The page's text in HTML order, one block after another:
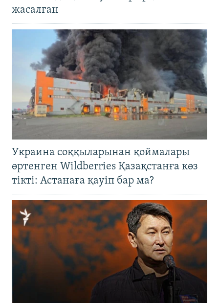
жасалған
Украина соққыларынан қоймалары
өртенген Wildberries Қазақстанға көз
тікті: Астанаға қауіп бар ма?